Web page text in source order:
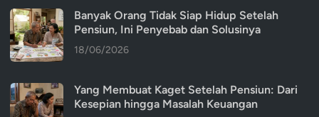
Banyak Orang Tidak Siap Hidup Setelah
Pensiun, Ini Penyebab dan Solusinya
18/06/2026
Yang Membuat Kaget Setelah Pensiun: Dari
Kesepian hingga Masalah Keuangan